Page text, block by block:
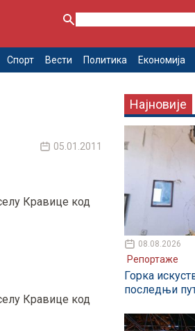
Спорт Вести Политика Економија
05.01.2011
Кравице код
Кравице код
Најновије
08.08.2026
Репортаже
Горка
последњи